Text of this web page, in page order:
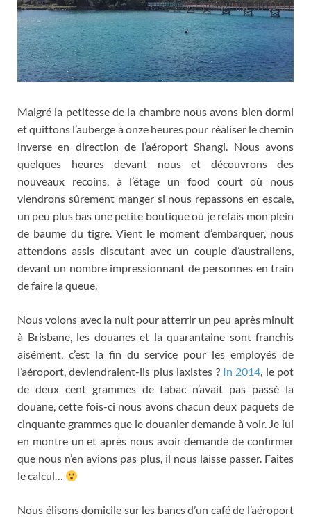
Malgré la petitesse de la chambre nous avons bien dormi
et quittons l’auberge à onze heures pour réaliser le chemin
inverse en direction de l’aéroport Shangi. Nous avons
quelques heures devant nous et découvrons des
nouveaux recoins, à l’étage un food court où nous
viendrons sûrement manger si nous repassons en escale,
un peu plus bas une petite boutique où je refais mon plein
de baume du tigre. Vient le moment d’embarquer, nous
attendons assis discutant avec un couple d’australiens,
devant un nombre impressionnant de personnes en train
de faire la queue.
Nous volons avec la nuit pour atterrir un peu après minuit
à Brisbane, les douanes et la quarantaine sont franchis
aisément, c’est la fin du service pour les employés de
l’aéroport,deviendraient-ils plus laxistes ? In 2014, le pot
de deux cent grammes de tabac n’avait pas passé la
douane,cette fois-ci nous avons chacun deux paquets de
cinquante grammes que le douanier demande à voir. Je lui
en montre un et après nous avoir demandé de confirmer
que nous n’en avions pas plus, il nous laisse passer. Faites
le calcul…
Nous élisons domicile sur les bancs d’un café de l’aéroport